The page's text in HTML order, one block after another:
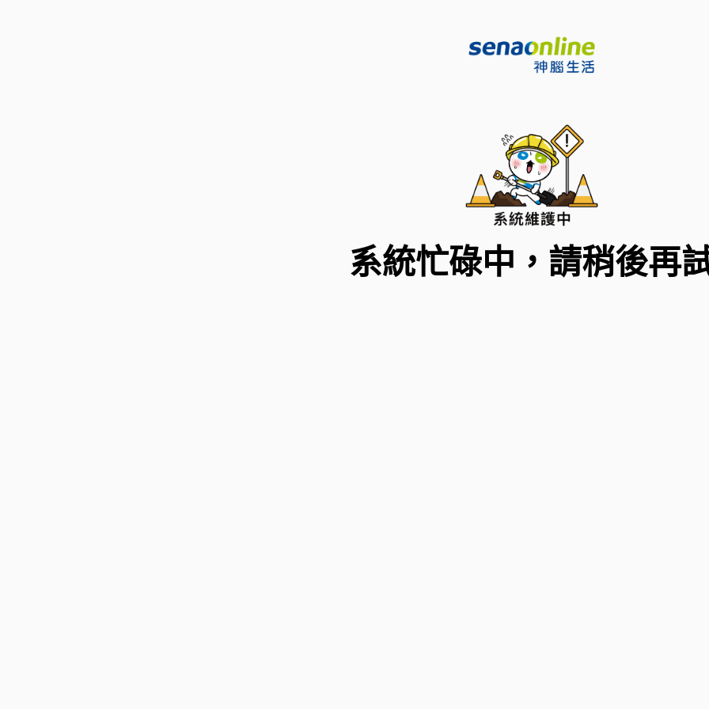
系統忙碌中，請稍後再